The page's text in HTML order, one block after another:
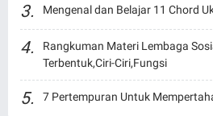
Mengenal dan Belajar 11 Chord
Rangkuman Materi Lembaga
Terbentuk,Ciri-Ciri,Fungsi
7 Pertempuran Untuk